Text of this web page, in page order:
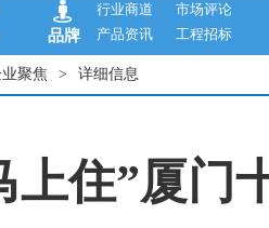
品牌
行业商道
市场评论
产品资讯
工程招标
聚焦 > 详细信息
上住”厦门